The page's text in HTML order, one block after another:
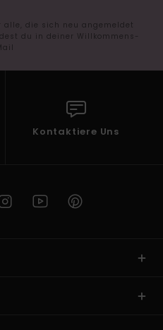
die sich neu angemeldet
du in deiner Willkommens-
Kontaktiere Uns